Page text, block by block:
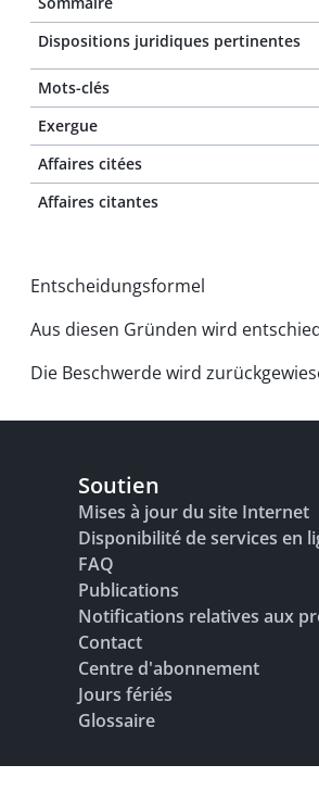
Dispositions juridiques pertinentes
Mots-clés
Exergue
Affaires citées
Affaires citantes
Entscheidungsformel
Aus diesen Gründen wird
Die Beschwerde wird
Soutien
Mises à jour du site Internet
Disponibilité de services en
FAQ
Publications
Notifications relatives aux
Contact
Centre d'abonnement
Jours fériés
Glossaire